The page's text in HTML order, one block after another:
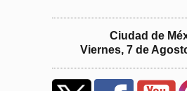
Ciudad de
Viernes, 7 de